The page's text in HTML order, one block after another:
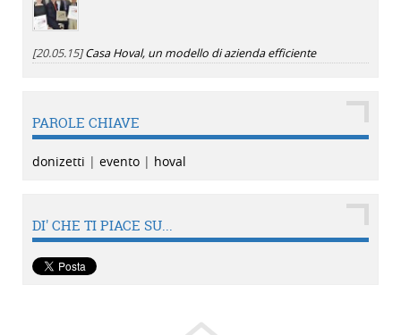
[20.05.15]Casa Hoval, un modello di azienda efficiente
PAROLE CHIAVE
donizetti | evento | hoval
DI' CHE TI PIACE SU...